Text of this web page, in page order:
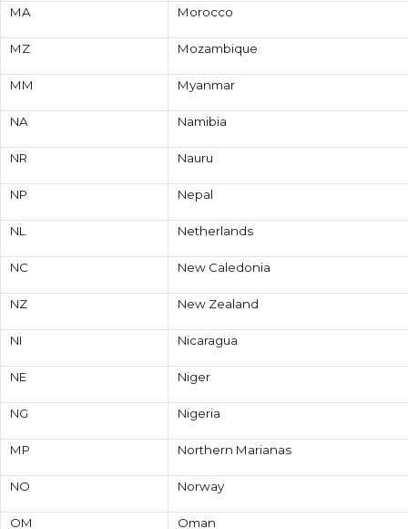
MA Morocco
MZ Mozambique
MM Myanmar
NA Namibia
NR Nauru
NP Nepal
NL Netherlands
NC New Caledonia
NZ New Zealand
NI Nicaragua
NE Niger
NG Nigeria
MP Northern Marianas
NO Norway
OM Oman